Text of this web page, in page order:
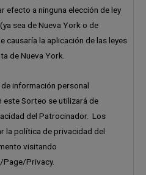
efecto a ninguna elección de ley
sea de Nueva York o de
causaría la aplicación de las leyes
de Nueva York.
información personal
Sorteo se utilizará de
del Patrocinador. Los
la política de privacidad del
visitando
Privacy.